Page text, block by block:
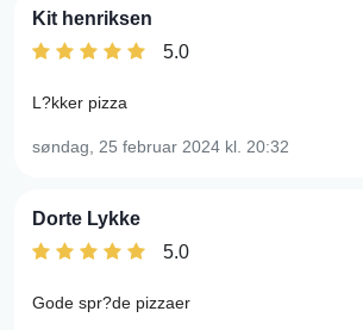
Kit henriksen
5.0
L?kker pizza
søndag, 25 februar 2024 kl. 20:32
Dorte Lykke
5.0
Gode spr?de pizzaer